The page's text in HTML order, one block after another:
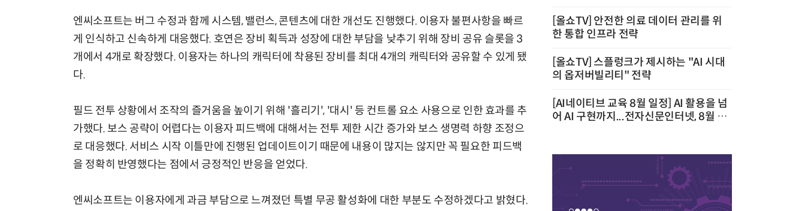
엔씨소프트는 버그 수정과 함께 시스템, 밸런스, 콘텐츠에 대한 개선도 진행했다. 이용자 불편사항을 빠르
게 인식하고 신속하게 대응했다. 호연은 장비 획득과 성장에 대한 부담을 낮추기 위해 장비 공유 슬롯을 3
개에서 4개로 확장했다. 이용자는 하나의 캐릭터에 착용된 장비를 최대 4개의 캐릭터와 공유할 수 있게 됐
다.
필드 전투 상황에서 조작의 즐거움을 높이기 위해 '흘리기', '대시' 등 컨트롤 요소 사용으로 인한 효과를 추
가했다. 보스 공략이 어렵다는 이용자 피드백에 대해서는 전투 제한 시간 증가와 보스 생명력 하향 조정으
로 대응했다. 서비스 시작 이틀만에 진행된 업데이트이기 때문에 내용이 많지는 않지만 꼭 필요한 피드백
을 정확히 반영했다는 점에서 긍정적인 반응을 얻었다.
엔씨소프트는 이용자에게 과금 부담으로 느껴졌던 특별 무공 활성화에 대한 부분도 수정하겠다고 밝혔다.
[올쇼TV] 안전한 의료 데이터 관리를 위
한 통합 인프라 전략
[올쇼TV] 스플렁크가 제시하는 "AI 시대
의 옵저버빌리티" 전략
[AI네이티브 교육 8월 일정] AI 활용을 넘
어 AI 구현까지...전자신문인터넷, 8월 실